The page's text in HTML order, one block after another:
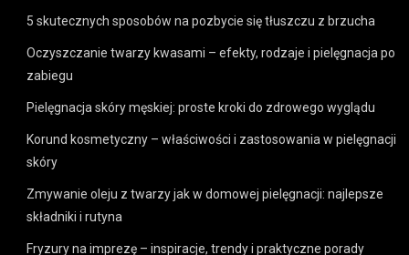
5 skutecznych sposobów na pozbycie się tłuszczu z brzucha
Oczyszczanie twarzy kwasami – efekty, rodzaje i pielęgnacja po
zabiegu
Pielęgnacja skóry męskiej: proste kroki do zdrowego wyglądu
Korund kosmetyczny – właściwości i zastosowania w pielęgnacji
skóry
Zmywanie oleju z twarzy jak w domowej pielęgnacji: najlepsze
składniki i rutyna
Fryzury na imprezę – inspiracje, trendy i praktyczne porady